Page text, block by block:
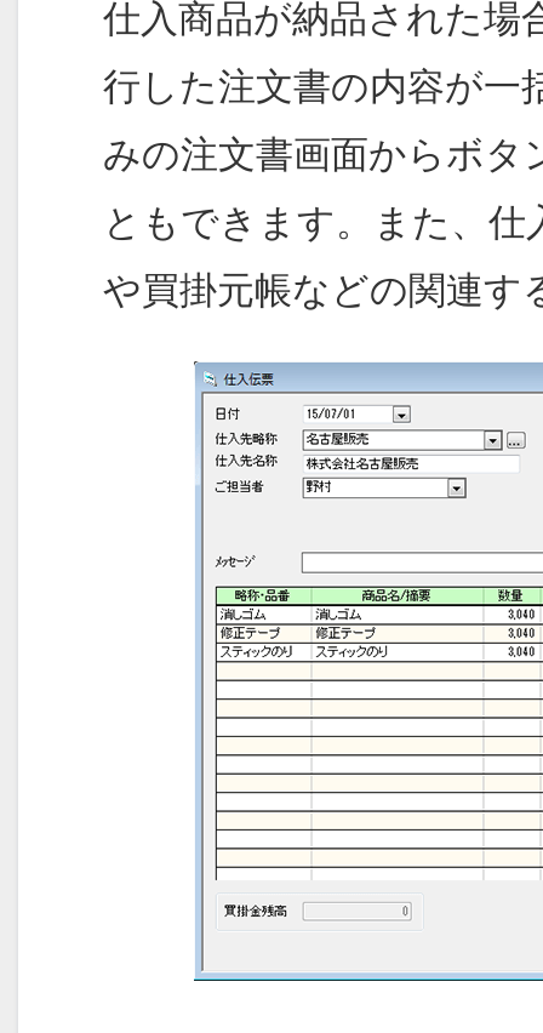
仕入商品が納品された場
行した注文書の内容が一
みの注文書画面からボタ
ともできます。また、
や買掛元帳などの関連す